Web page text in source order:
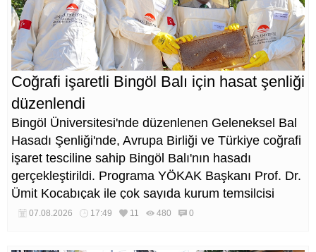
Coğrafi işaretli Bingöl Balı için hasat şenliği
düzenlendi
Bingöl Üniversitesi'nde düzenlenen Geleneksel Bal
Hasadı Şenliği'nde, Avrupa Birliği ve Türkiye coğrafi
işaret tesciline sahip Bingöl Balı'nın hasadı
gerçekleştirildi. Programa YÖKAK Başkanı Prof. Dr.
Ümit Kocabıçak ile çok sayıda kurum temsilcisi
katıldı.
07.08.2026 17:49 11 480 0